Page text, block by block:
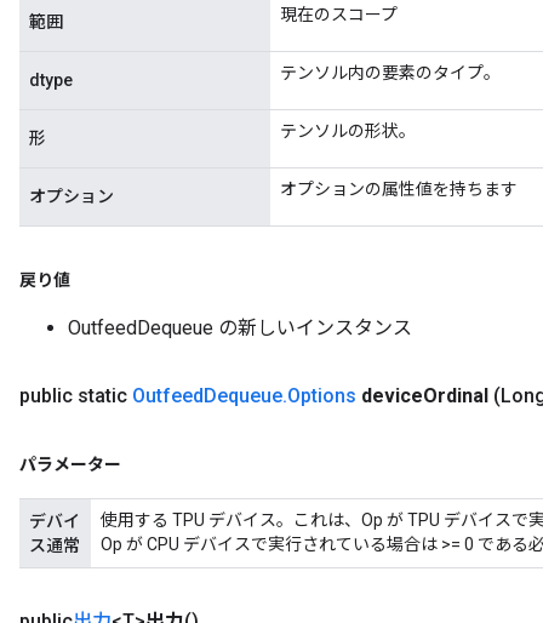
範囲 現在のスコープ
dtype テンソル内の要素のタイプ。
形 テンソルの形状。
オプション オプションの属性値を持ちます
戻り値
OutfeedDequeue の新しいインスタンス
public static OutfeedDequeue.Options deviceOrdinal
パラメーター
デバイ
ス通常
使用する TPU デバイス。これは、Op が TPU デバイスで
Op が CPU デバイスで実行されている場合は >= 0 である